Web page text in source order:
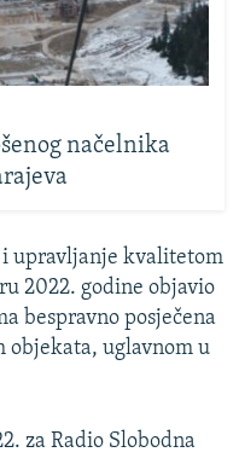
načelnika
upravljanje kvalitetom
2022. godine objavio
bespravno posječena
objekata, uglavnom u
za Radio Slobodna